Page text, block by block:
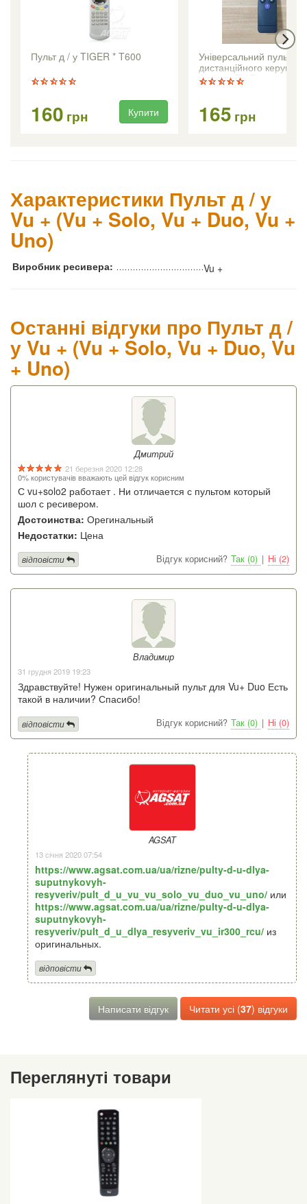
Пульт д / у TIGER * T600
160 грн Купити
Універсальний пульт
дистанційного
Android TV Box серії
165 грн
Характеристики Пульт д / у
Vu + (Vu + Solo, Vu + Duo, Vu +
Uno)
Виробник ресивера: Vu +
Останні відгуки про Пульт д /
у Vu + (Vu + Solo, Vu + Duo, Vu
+ Uno)
Дмитрий
21 березня 2020 12:28
0% користувачів вважають цей відгук корисним
С vu+solo2 работает . Ни отличается с пультом который
шол с ресивером.
Достоинства: Орегинальный
Недостатки: Цена
Відгук корисний? Так (0) | Ні (2)
відповісти
Владимир
31 грудня 2019 19:23
Здравствуйте! Нужен оригинальный пульт для Vu+ Duo Есть
такой в наличии? Спасибо!
Відгук корисний? Так (0) | Ні (0)
відповісти
AGSAT
13 січня 2020 07:54
https://www.agsat.com.ua/ua/rizne/pulty-d-u-dlya-
suputnykovyh-
resyveriv/pult_d_u_vu_vu_solo_vu_duo_vu_uno/ или
https://www.agsat.com.ua/ua/rizne/pulty-d-u-dlya-
suputnykovyh-
resyveriv/pult_d_u_dlya_resyveriv_vu_ir300_rcu/ из
оригинальных.
відповісти
Написати відгук Читати усі (37) відгуки
Переглянуті товари